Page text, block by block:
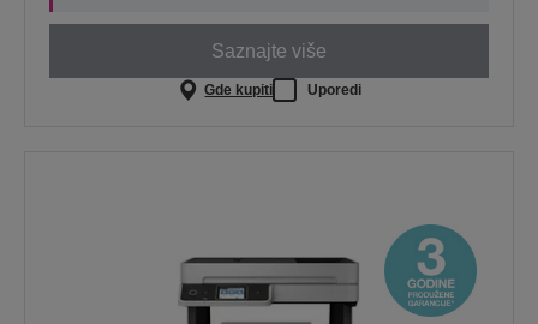
Saznajte više
Gde kupiti Uporedi